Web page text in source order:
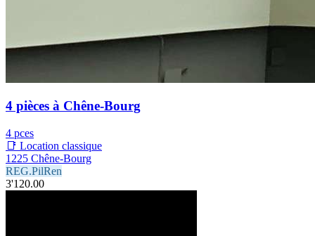
4 pièces à Chêne-Bourg
4 pces
📑 Location classique
1225 Chêne-Bourg
REG.PilRen
3'120.00